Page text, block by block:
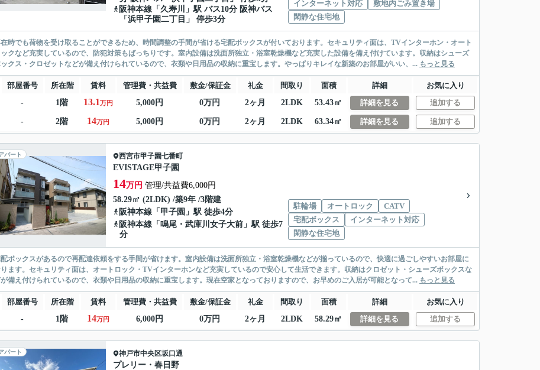
阪神本線 「 久寿川
」駅 バス10分 阪神バス
「浜甲子園二丁目」 停歩3分
インターネット対応
敷地内ごみ置き場
閑静な住宅地
時でも荷物を受け取ることができるため、時間調整の手間が省ける宅配ボックスが付いております。セキュリティ面は、TVインターホン・オート
ックなど充実しているので、防犯対策もばっちりです。室内設備は洗面所独立・浴室乾燥機など充実した設備を備え付けています。収納はシューズ
クス・クロゼットなどが備え付けられているので、衣類や日用品の収納に重宝します。やっぱりキレイな新築のお部屋がいい、... もっと見る
部屋番号 所在階 賃料 管理費・共益費 敷金/保証金 礼金 間取り 面積 詳細
お気に入り
-
1階 13.1万円 5,000円 0万円 2ヶ月 2LDK 53.43㎡ 詳細を見る 追加する
- 2階 14万円 5,000円 0万円 2ヶ月 2LDK 63.34㎡ 詳細を見る 追加する
パート 西宮市甲子園七番町
EVISTAGE甲子園
14万円 管理/共益費6,000円
58.29㎡ (2LDK) /築9年 /3階建
阪神本線 「 甲子園 」駅 徒歩4分
阪神本線 「 鳴尾・武庫川女子大前 」駅 徒歩7
分
駐輪場 オートロック
CATV
宅配ボックス
インターネット対応
閑静な住宅地
ボックスがあるので再配達依頼をする手間が省けます。室内設備は洗面所独立・浴室乾燥機などが揃っているので、快適に過ごしやすいお部屋に
ます。セキュリティ面は、オートロック・TVインターホンなど充実しているので安心して生活できます。収納はクロゼット・シューズボックスな
が備え付けられているので、衣類や日用品の収納に重宝します。現在空家となっておりますので、お早めのご入居が可能となって... もっと見る
部屋番号 所在階 賃料 管理費・共益費 敷金/保証金 礼金 間取り 面積 詳細
お気に入り
-
1階 14万円 6,000円 0万円 2ヶ月 2LDK 58.29㎡ 詳細を見る 追加する
パート 神戸市中央区坂口通
プレリー・春日野